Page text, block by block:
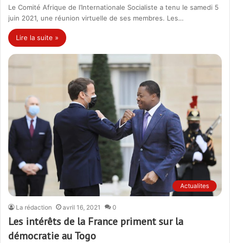
Le Comité Afrique de l’Internationale Socialiste a tenu le samedi 5
juin 2021, une réunion virtuelle de ses membres. Les…
Lire la suite »
Actualites
La rédaction avril 16, 2021 0
Les intérêts de la France priment sur la
démocratie au Togo